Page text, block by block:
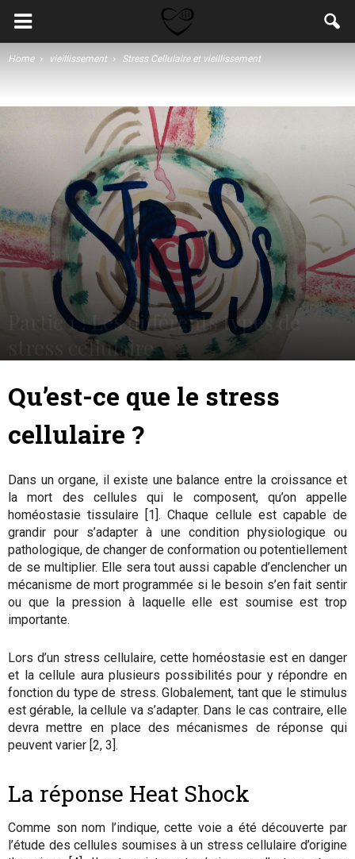
Home vieillissement Stress Cellulaire et vieillissement
Partie 1 : Les différents types de
stress cellulaire
Qu’est-ce que le stress
cellulaire ?
Dans un organe, il existe une balance entre la croissance et
la mort des cellules qui le composent, qu’on appelle
homéostasie tissulaire [1]. Chaque cellule est capable de
grandir pour s’adapter à une condition physiologique ou
pathologique, de changer de conformation ou potentiellement
de se multiplier. Elle sera tout aussi capable d’enclencher un
mécanisme de mort programmée si le besoin s’en fait sentir
ou que la pression à laquelle elle est soumise est trop
importante.
Lors d’un stress cellulaire, cette homéostasie est en danger
et la cellule aura plusieurs possibilités pour y répondre en
fonction du type de stress. Globalement, tant que le stimulus
est gérable, la cellule va s’adapter. Dans le cas contraire, elle
devra mettre en place des mécanismes de réponse qui
peuvent varier [2, 3].
La réponse Heat Shock
Comme son nom l’indique, cette voie a été découverte par
l’étude des cellules soumises à un stress cellulaire d’origine